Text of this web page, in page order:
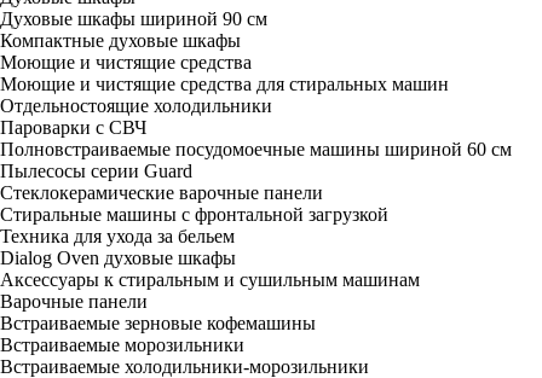
Духовые шкафы шириной 90 см
Компактные духовые шкафы
Моющие и чистящие средства
Моющие и чистящие средства для стиральных машин
Отдельностоящие холодильники
Пароварки с СВЧ
Полновстраиваемые посудомоечные машины шириной 60 см
Пылесосы серии Guard
Стеклокерамические варочные панели
Стиральные машины с фронтальной загрузкой
Техника для ухода за бельем
Dialog Oven духовые шкафы
Аксессуары к стиральным и сушильным машинам
Варочные панели
Встраиваемые зерновые кофемашины
Встраиваемые морозильники
Встраиваемые холодильники-морозильники